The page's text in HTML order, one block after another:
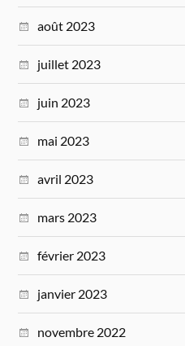
août 2023
juillet 2023
juin 2023
mai 2023
avril 2023
mars 2023
février 2023
janvier 2023
novembre 2022